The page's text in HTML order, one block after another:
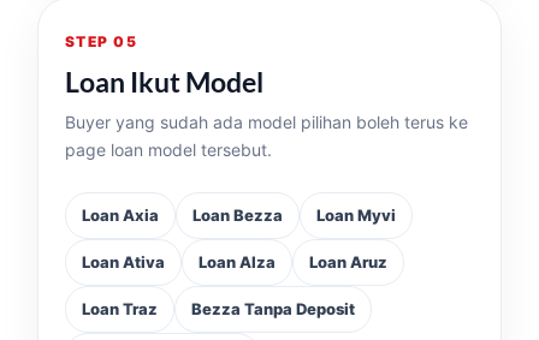
STEP 05
Loan Ikut Model
Buyer yang sudah ada model pilihan boleh terus ke
page loan model tersebut.
Loan Axia Loan Bezza Loan Myvi
Loan Ativa Loan Alza Loan Aruz
Loan Traz Bezza Tanpa Deposit